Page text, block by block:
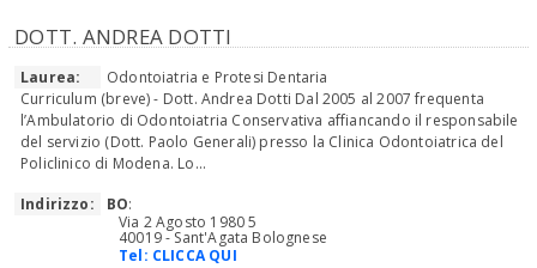
DOTT. ANDREA DOTTI
Laurea:
Odontoiatria e Protesi Dentaria
Curriculum (breve) - Dott. Andrea Dotti Dal 2005 al 2007 frequenta
l’Ambulatorio di Odontoiatria Conservativa affiancando il responsabile
del servizio (Dott. Paolo Generali) presso la Clinica Odontoiatrica del
Policlinico di Modena. Lo...
Indirizzo:
BO:
Via 2 Agosto 1980 5
40019 - Sant'Agata Bolognese
Tel: CLICCA QUI